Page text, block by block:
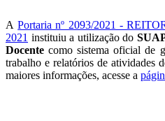
APortaria nº 2093/2021 -
2021 instituiu a utilização do
Docente como sistema oficial de
trabalho e relatórios de atividades
maiores informações, acesse a